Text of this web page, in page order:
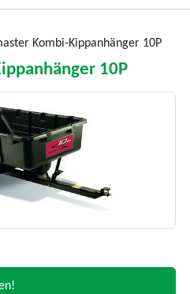
Kombi-Kippanhänger 10P
10P